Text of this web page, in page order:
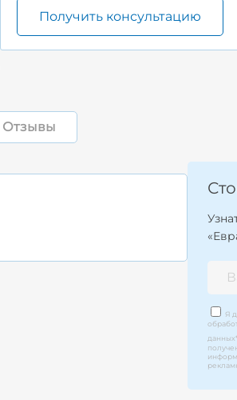
Получить консультацию
Отзывы
Я
данных*